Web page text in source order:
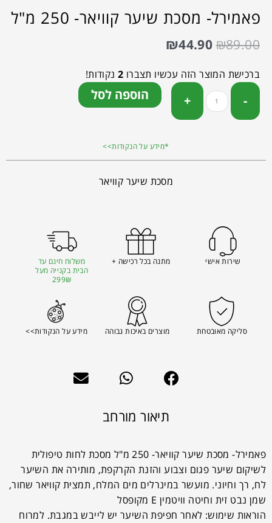
פאמירל- מסכת שיער קוויאר- 250 מ"ל
₪89.00
₪44.90
ברכישת המוצר הזה עכשיו תצברו 2 נקודות!
הוספה לסל
*מידע על הנקודות>>
מסכת שיער קוויאר
שירות אישי מתנה בכל רכישה +
משלוח חינם עד
הבית בקנייה מעל
299₪
סליקה מאובטחת מוצרים באיכות גבוהה מידע על הנקודות>>
תיאור מורחב
פאמירל- מסכת שיער קוויאר- 250 מ"ל מסכת לחות טיפולית
לשיקום שיער פגום וצבוע והזנת הקרקפת, מותירה את השיער
לח, רך וחיוני. מועשר במינרלים מים המלח, תמצית קוויאר שחור,
שמן נבט זית וחיטה וויטמין E מקופסל
הוראות שימוש: לאחר חפיפת השיער יש לייבש במגבת. למרוח